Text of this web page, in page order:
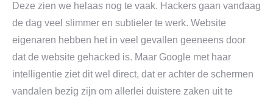
Deze zien we helaas nog te vaak. Hackers gaan vandaag
de dag veel slimmer en subtieler te werk. Website
eigenaren hebben het in veel gevallen geeneens door
dat de website gehacked is. Maar Google met haar
intelligentie ziet dit wel direct, dat er achter de schermen
vandalen bezig zijn om allerlei duistere zaken uit te